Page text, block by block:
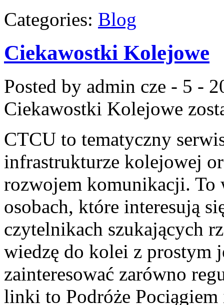
Categories: Blog
Ciekawostki Kolejowe
Posted by admin cze - 5 -
Ciekawostki Kolejowe
CTCU to tematyczny
infrastrukturze kolejowej
rozwojem komunikacji.
osobach, które interesują
czytelnikach szukających
wiedzę do kolei z prostym
zainteresować zarówno
linki to Podróże Pociągiem